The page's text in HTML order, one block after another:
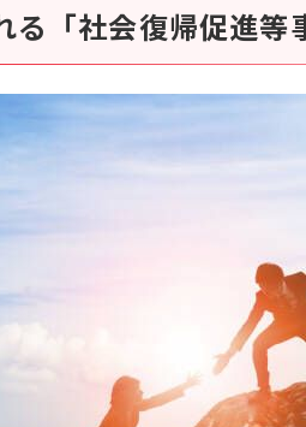
る「社会復帰促進等